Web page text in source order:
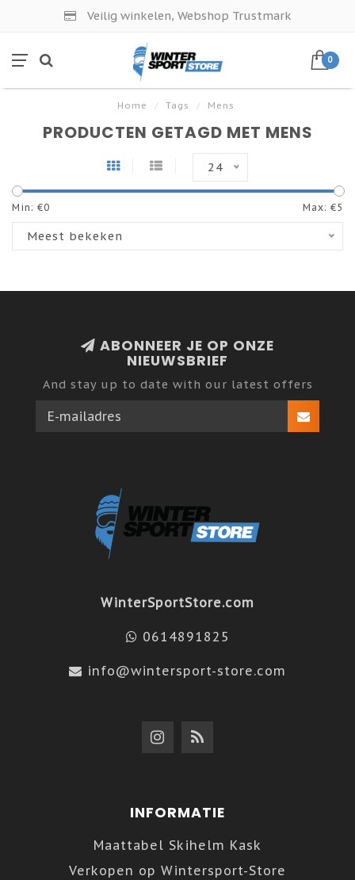
Veilig winkelen, Webshop Trustmark
0
Home / Tags / Mens
PRODUCTEN GETAGD MET MENS
24
Min: €0 Max: €5
Meest bekeken
ABONNEER JE OP ONZE
NIEUWSBRIEF
And stay up to date with our latest offers
WinterSportStore.com
0614891825
info@wintersport-store.com
INFORMATIE
Maattabel Skihelm Kask
Verkopen op Wintersport-Store